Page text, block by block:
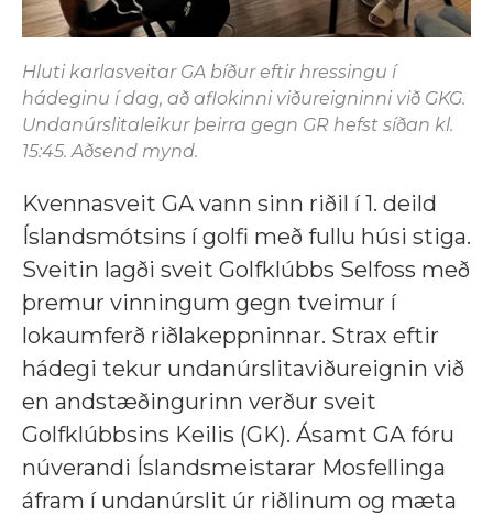
Hluti karlasveitar GA bíður eftir hressingu í
hádeginu í dag, að aflokinni viðureigninni við GKG.
Undanúrslitaleikur þeirra gegn GR hefst síðan kl.
15:45. Aðsend mynd.
Kvennasveit GA vann sinn riðil í 1. deild
Íslandsmótsins í golfi með fullu húsi stiga.
Sveitin lagði sveit Golfklúbbs Selfoss með
þremur vinningum gegn tveimur í
lokaumferð riðlakeppninnar. Strax eftir
hádegi tekur undanúrslitaviðureignin við
en andstæðingurinn verður sveit
Golfklúbbsins Keilis (GK). Ásamt GA fóru
núverandi Íslandsmeistarar Mosfellinga
áfram í undanúrslit úr riðlinum og mæta